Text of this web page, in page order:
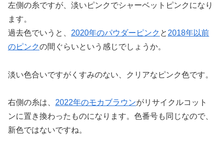
左側の糸ですが、淡いピンクでシャーベットピンクになり
ます。
過去色でいうと、 2020年のパウダーピンク と 2018年以前
のピンクの間ぐらいという感じでしょうか。
淡い色合いですがくすみのない、クリアなピンク色です。
右側の糸は、 2022年のモカブラウンがリサイクルコット
ンに置き換わったものになります。色番号も同じなので、
新色ではないですね。